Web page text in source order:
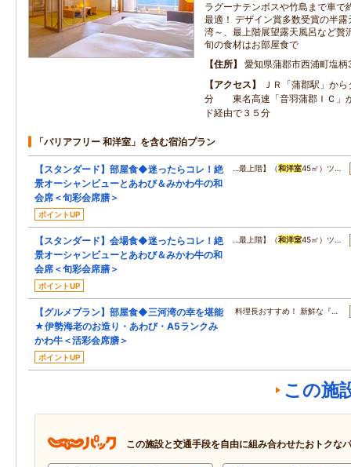
ラグーナテンボスや竹島まで車
最適！ デザイン賞多数受賞の半
湾～、最上階展望露天風呂など贅
旬の食材はお部屋食で
住所
愛知県蒲郡市西浦町塩柄
アクセス
ＪＲ「蒲郡駅」か
分 東名高速「音羽蒲郡ＩＣ」
ド経由で３５分
「バリアフリー 和洋室」を含む宿泊プラン
【スタンダード】部屋食◆迷ったらコレ！絶
景オーシャンビューとあわび＆みかわ牛の和
会席＜旬彩会席膳＞
ポイントUP
…最上階】（和洋室45㎡）ツ…
【スタンダード】会場食◆迷ったらコレ！絶
景オーシャンビューとあわび＆みかわ牛の和
会席＜旬彩会席膳＞
ポイントUP
…最上階】（和洋室45㎡）ツ…
【グルメプラン】部屋食◆三河湾の幸を堪能
★伊勢海老のお造り・あわび・A5ランクみ
かわ牛＜活彩会席膳＞
ポイントUP
料理長おすすめ！ 新鮮な『…
この施
この施設と交通手段を自由に組み合わせたおトクな